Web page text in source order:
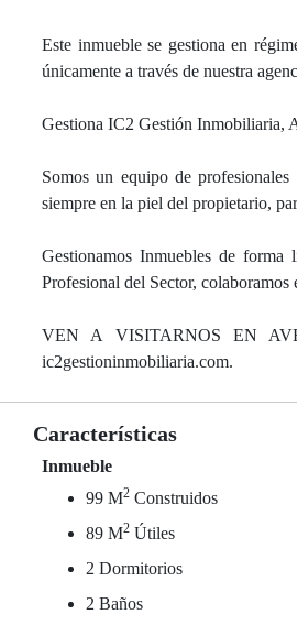
Este inmueble se gestiona en
únicamente a través de nuestra
Gestiona IC2 Gestión Inmobiliaria,
Somos un equipo de
siempre en la piel del propietario,
Gestionamos Inmuebles de
Profesional del Sector, colaboramos
VEN A VISITARNOS EN
ic2gestioninmobiliaria.com.
Características
Inmueble
99 M2 Construidos
89 M2 Útiles
2 Dormitorios
2 Baños